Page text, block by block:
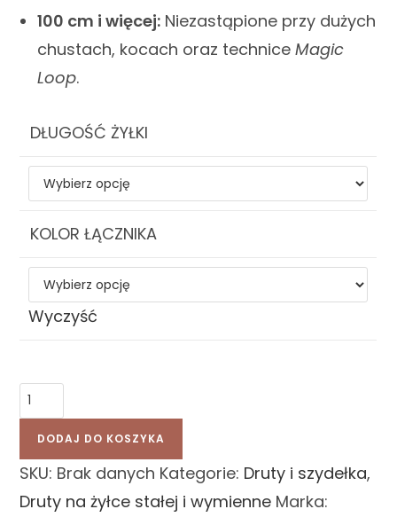
100 cm i więcej: Niezastąpione przy dużych
chustach, kocach oraz techniceMagic
Loop.
DŁUGOŚĆ ŻYŁKI
KOLOR ŁĄCZNIKA
Wyczyść
DODAJ DO KOSZYKA
SKU: Brak danych Kategorie: Druty i szydełka,
Druty na żyłce stałej i wymienne Marka: